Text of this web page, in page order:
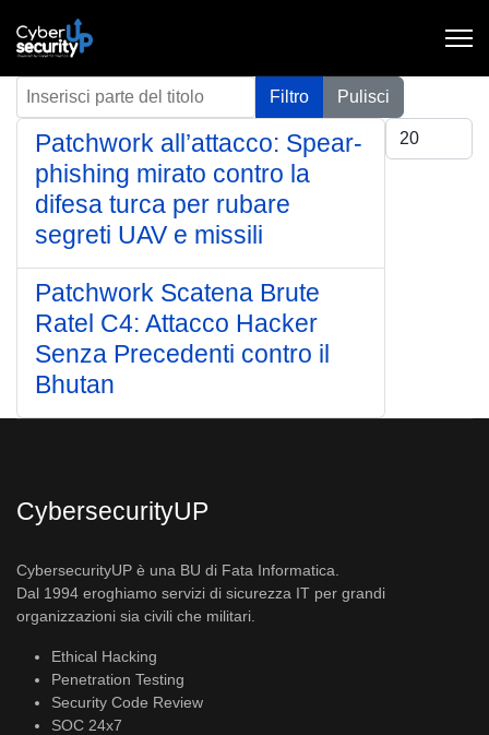
Inserisci parte del titolo Filtro
Pulisci
Visualizza #
Patchwork all’attacco: Spear-
phishing mirato contro la
difesa turca per rubare
segreti UAV e missili
Patchwork Scatena Brute
Ratel C4: Attacco Hacker
Senza Precedenti contro il
Bhutan
CybersecurityUP
CybersecurityUP è una BU di Fata Informatica.
Dal 1994 eroghiamo servizi di sicurezza IT per grandi
organizzazioni sia civili che militari.
Ethical Hacking
Penetration Testing
Security Code Review
SOC 24x7